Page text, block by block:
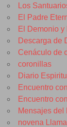
Los
El Padre
El Demonio
Descarga de
Cenáculo de
coronillas
Diario
Encuentro
Encuentro
Mensajes del
novena